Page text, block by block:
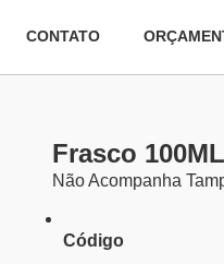
CONTATO
Frasco
Não Acompanha
Código